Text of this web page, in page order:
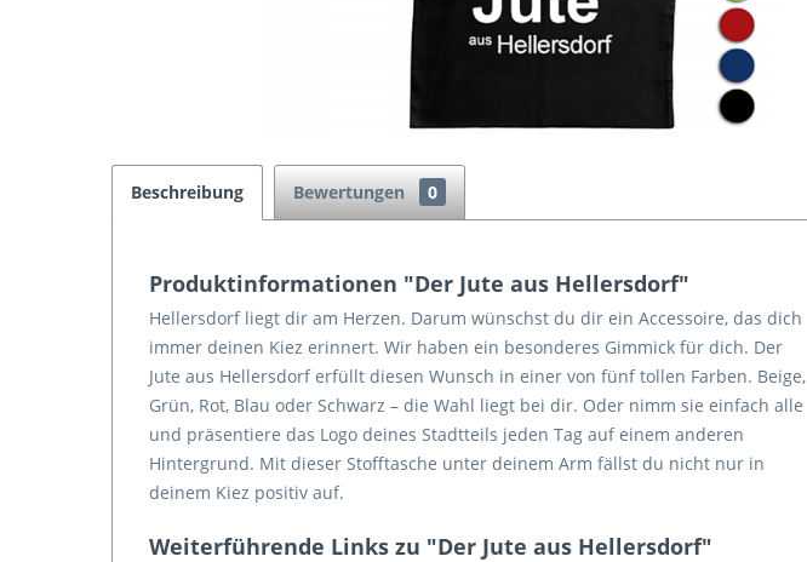
Beschreibung Bewertungen 0
Produktinformationen "Der Jute aus Hellersdorf"
Hellersdorf liegt dir am Herzen. Darum wünschst du dir ein Accessoire, das dich
immer deinen Kiez erinnert. Wir haben ein besonderes Gimmick für dich. Der
Jute aus Hellersdorf erfüllt diesen Wunsch in einer von fünf tollen Farben. Beige,
Grün, Rot, Blau oder Schwarz – die Wahl liegt bei dir. Oder nimm sie einfach alle
und präsentiere das Logo deines Stadtteils jeden Tag auf einem anderen
Hintergrund. Mit dieser Stofftasche unter deinem Arm fällst du nicht nur in
deinem Kiez positiv auf.
Weiterführende Links zu "Der Jute aus Hellersdorf"